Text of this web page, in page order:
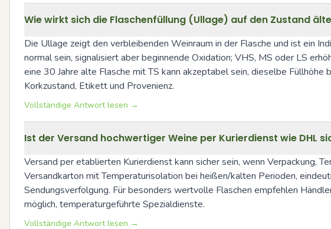
Wie wirkt sich die Flaschenfüllung (Ullage) auf den Zustand
Die Ullage zeigt den verbleibenden Weinraum in der Flasche und ist ein
normal sein, signalisiert aber beginnende Oxidation; VHS, MS oder LS
eine 30 Jahre alte Flasche mit TS kann akzeptabel sein, dieselbe
Korkzustand, Etikett und Provenienz.
Vollständige Antwort lesen →
Ist der Versand hochwertiger Weine per Kurierdienst wie DHL
Versand per etablierten Kurierdienst kann sicher sein, wenn Verpackung,
Versandkarton mit Temperaturisolation bei heißen/kalten Perioden,
Sendungsverfolgung. Für besonders wertvolle Flaschen empfehlen
möglich, temperaturgeführte Spezialdienste.
Vollständige Antwort lesen →